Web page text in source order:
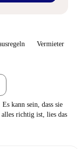
Vermieter
kann sein, dass sie
richtig ist, lies das